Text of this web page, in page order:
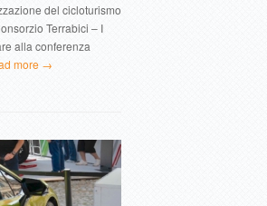
del cicloturismo
Terrabici – I
alla conferenza
more →